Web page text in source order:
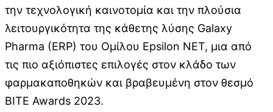
την τεχνολογική καινοτομία και την πλούσια
λειτουργικότητα της κάθετης λύσης Galaxy
Pharma (ERP) του Ομίλου Epsilon NET, μια από
τις πιο αξιόπιστες επιλογές στον κλάδο των
φαρμακαποθηκών και βραβευμένη στον θεσμό
BITE Awards 2023.